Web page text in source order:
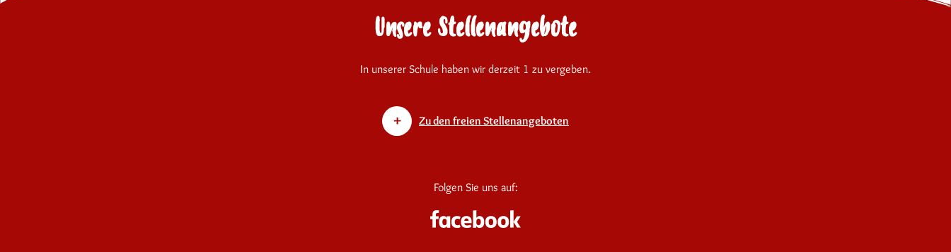
Unsere Stellenangebote
In unserer Schule haben wir derzeit 1 zu vergeben.
Zu den freien Stellenangeboten
Folgen Sie uns auf: